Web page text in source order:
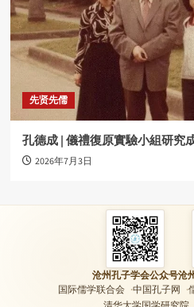
先贤先儒
孔德成 | 儀禮復原實驗小組研究
2026年7月3日
沧州孔子学会公众号沧
国际儒学联合会
中国孔子网